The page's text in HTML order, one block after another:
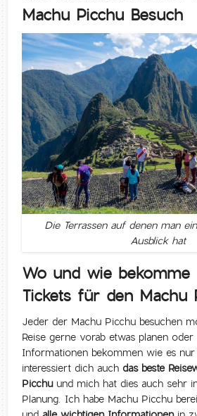
Machu Picchu Besuch
Die Terrassen auf denen man
Ausblick hat
Wo und wie bekomme
Tickets für den Machu
Jeder der Machu Picchu besuchen
Reise gerne vorab etwas planen
Informationen bekommen wie es nur
interessiert dich auchdas beste
Picchuund mich hat dies auch sehr
Planung. Ich habe Machu Picchu